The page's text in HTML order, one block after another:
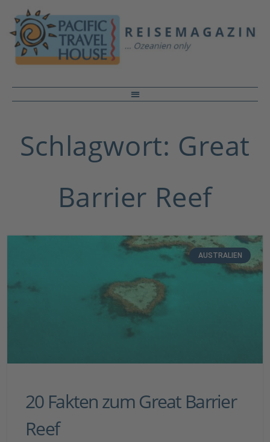
Schlagwort: Great
Barrier Reef
AUSTRALIEN
20 Fakten zum Great Barrier
Reef